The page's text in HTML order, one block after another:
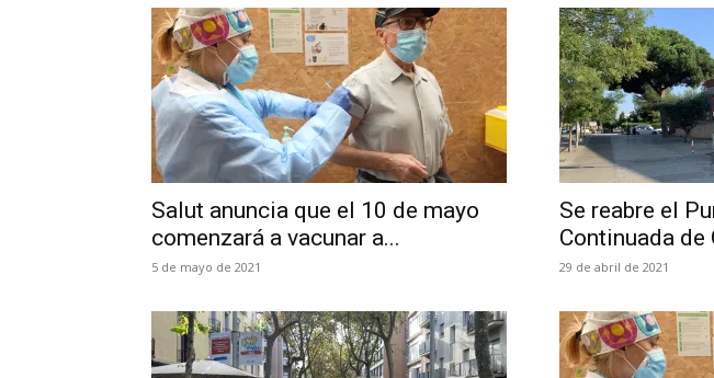
Salut anuncia que el 10 de mayo
comenzará a vacunar a...
5 de mayo de 2021
Se reabre el
Continuada de
29 de abril de 2021